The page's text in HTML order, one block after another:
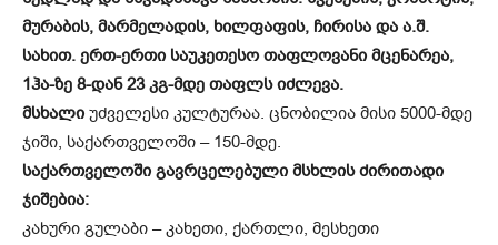
მურაბის, მარ­მე­­ლადის, ხილფაფის, ჩირისა და ა.შ.
სახით. ერთ-ერთი სა­უკეთესო თაფლოვანი მცენარეა,
1ჰა-ზე 8-დან 23 კგ-მდე თაფლს იძლევა.
მსხალი უძველესი კულტურაა. ცნობილია მი­სი 5000-მდე
ჯიში, საქართველოში – 150-მდე.
საქართველოში გავრცელებული მსხლის ძი­რითადი
ჯიშებია:
კახური გულაბი – კახეთი, ქართლი, მესხეთი